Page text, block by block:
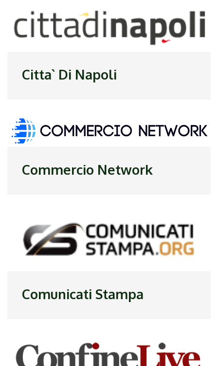
Citta` Di Napoli
Commercio Network
Comunicati Stampa